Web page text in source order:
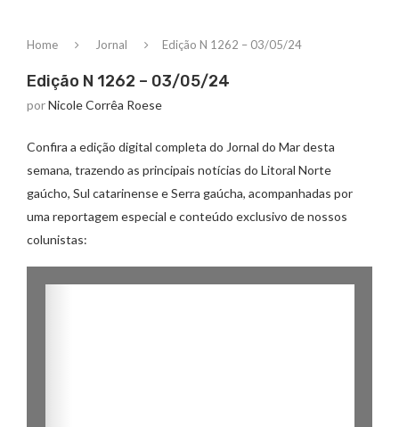
Home Jornal Edição N 1262 – 03/05/24
Edição N 1262 – 03/05/24
porNicole Corrêa Roese
Confira a edição digital completa do Jornal do Mar desta
semana, trazendo as principais notícias do Litoral Norte
gaúcho, Sul catarinense e Serra gaúcha, acompanhadas por
uma reportagem especial e conteúdo exclusivo de nossos
colunistas: